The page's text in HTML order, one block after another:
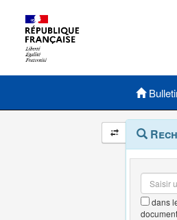
Menu principal
et
outils
annexes
Menu
contextuel
dans